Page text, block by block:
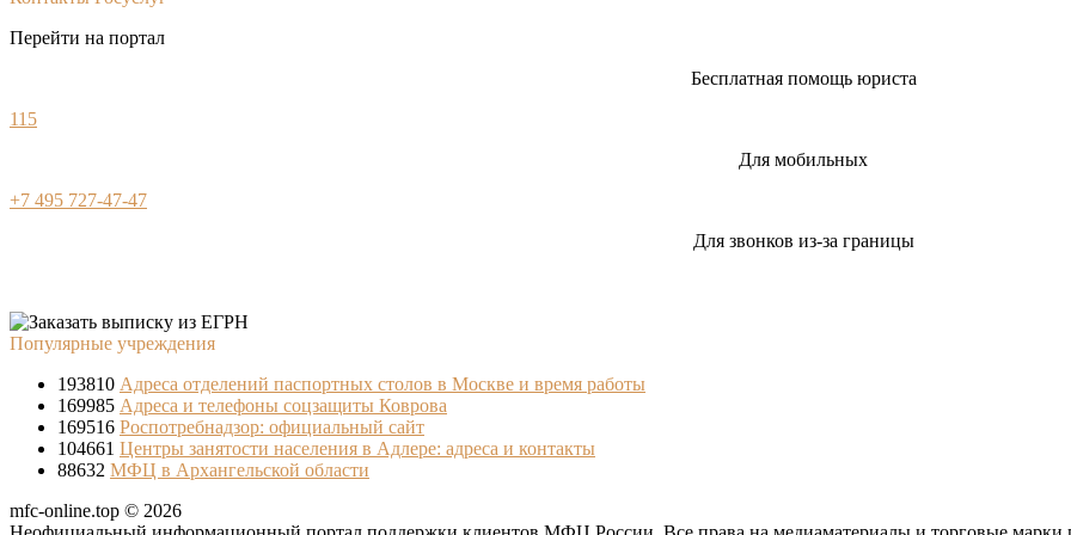
Перейти на портал
Бесплатная помощь юриста
115
Для мобильных
+7 495 727-47-47
Для звонков из-за границы
Популярные учреждения
193810 Адреса отделений паспортных столов в Москве и время работы
169985 Адреса и телефоны соцзащиты Коврова
169516 Роспотребнадзор: официальный сайт
104661 Центры занятости населения в Адлере: адреса и контакты
88632 МФЦ в Архангельской области
mfc-online.top © 2026